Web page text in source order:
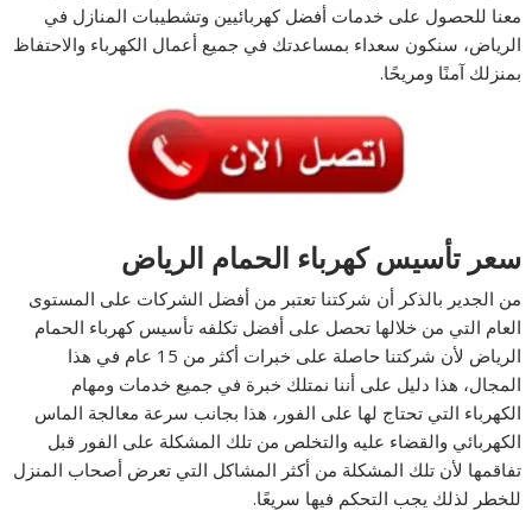
معنا للحصول على خدمات أفضل كهربائيين وتشطيبات المنازل في
الرياض، سنكون سعداء بمساعدتك في جميع أعمال الكهرباء والاحتفاظ
بمنزلك آمنًا ومريحًا.
سعر تأسيس كهرباء الحمام الرياض
من الجدير بالذكر أن شركتنا تعتبر من أفضل الشركات على المستوى
العام التي من خلالها تحصل على أفضل تكلفه تأسيس كهرباء الحمام
الرياض لأن شركتنا حاصلة على خبرات أكثر من 15 عام في هذا
المجال، هذا دليل على أننا نمتلك خبرة في جميع خدمات ومهام
الكهرباء التي تحتاج لها على الفور، هذا بجانب سرعة معالجة الماس
الكهربائي والقضاء عليه والتخلص من تلك المشكلة على الفور قبل
تفاقمها لأن تلك المشكلة من أكثر المشاكل التي تعرض أصحاب المنزل
للخطر لذلك يجب التحكم فيها سريعًا.